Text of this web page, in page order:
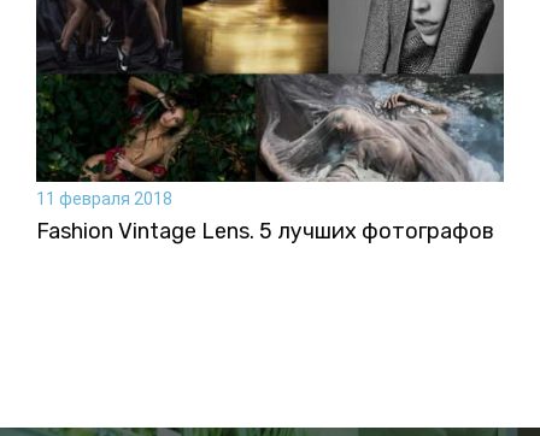
11 февраля 2018
Fashion Vintage Lens. 5 лучших фотографов